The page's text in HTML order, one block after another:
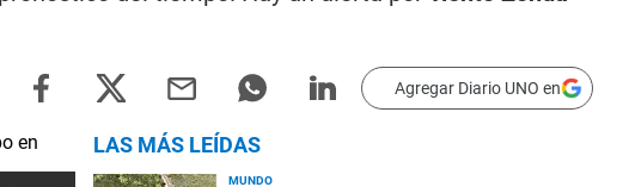
Agregar Diario UNO en
LAS MÁS LEÍDAS
MUNDO